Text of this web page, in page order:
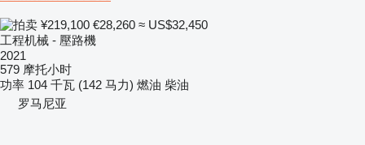
¥219,100 €28,260 ≈ US$32,450
工程机械 - 壓路機
2021
579 摩托小时
功率 104 千瓦 (142 马力) 燃油 柴油
罗马尼亚